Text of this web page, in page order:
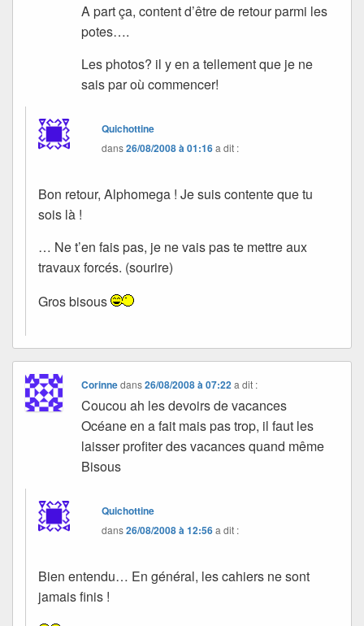
A part ça, content d’être de retour parmi les
potes….
Les photos? il y en a tellement que je ne
sais par où commencer!
Quichottine
dans26/08/2008 à 01:16a dit :
Bon retour, Alphomega ! Je suis contente que tu
sois là !
… Ne t’en fais pas, je ne vais pas te mettre aux
travaux forcés. (sourire)
Gros bisous
Corinnedans26/08/2008 à 07:22 a dit :
Coucou ah les devoirs de vacances
Océane en a fait mais pas trop, il faut les
laisser profiter des vacances quand même
Bisous
Quichottine
dans26/08/2008 à 12:56a dit :
Bien entendu… En général, les cahiers ne sont
jamais finis !